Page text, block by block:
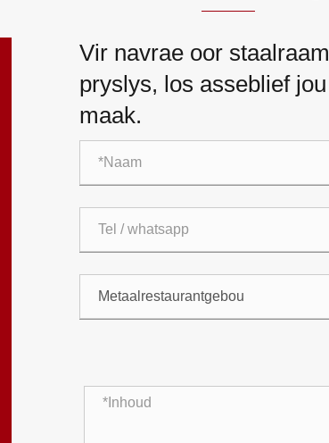
Vir navrae oor
pryslys, los asseblief
maak.